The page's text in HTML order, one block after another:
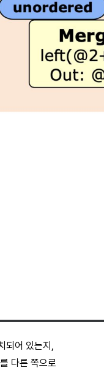
되어 있는지,
다른 쪽으로